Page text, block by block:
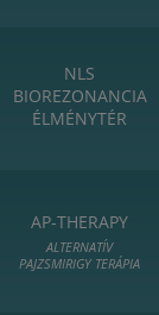
NLS
BIOREZONANCIA
ÉLMÉNYTÉR
AP-THERAPY
ALTERNATÍV
PAJZSMIRIGY TERÁPIA